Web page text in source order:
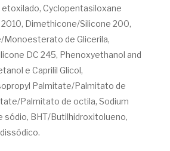
Cyclopentasiloxane
Dimethicone/Silicone 200,
de Glicerila,
DC 245, Phenoxyethanol and
e Caprilil Glicol,
Palmitate/Palmitato de
Palmitato de octila, Sodium
sódio, BHT/Butilhidroxitolueno,